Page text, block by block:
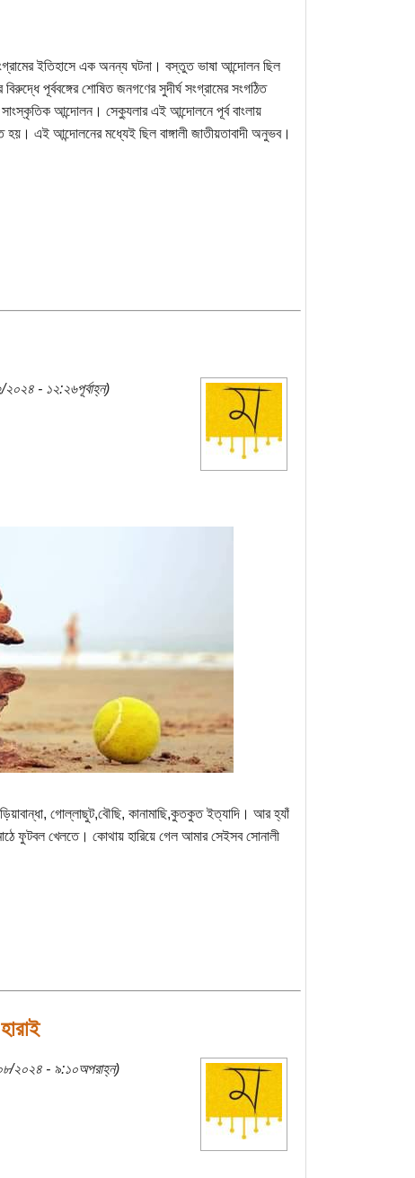
ইতিহাসে এক অনন্য ঘটনা। বস্তুত ভাষা আন্দোলন ছিল
পূর্ববঙ্গের শোষিত জনগণের সুদীর্ঘ সংগ্রামের সংগঠিত
আন্দোলন। সেক্যুলার এই আন্দোলনে পূর্ব বাংলায়
হয়। এই আন্দোলনের মধ্যেই ছিল বাঙ্গালী জাতীয়তাবাদী অনুভব।
২০২৪ - ১২:২৬পূর্বাহ্ন)
গোল্লাছুট,বৌছি, কানামাছি,কুতকুত ইত্যাদি। আর হ্যাঁ
ফুটবল খেলতে। কোথায় হারিয়ে গেল আমার সেইসব সোনালী
২০২৪ - ৯:১০অপরাহ্ন)